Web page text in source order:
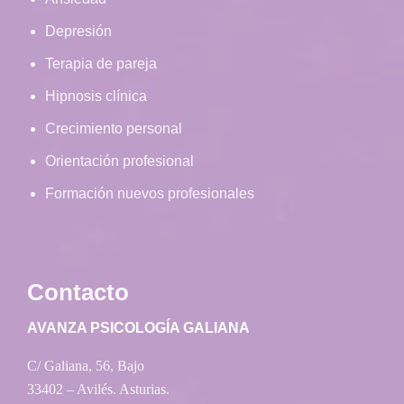
Depresión
Terapia de pareja
Hipnosis clínica
Crecimiento personal
Orientación profesional
Formación nuevos profesionales
Contacto
AVANZA PSICOLOGÍA GALIANA
C/ Galiana, 56, Bajo
33402 – Avilés. Asturias.